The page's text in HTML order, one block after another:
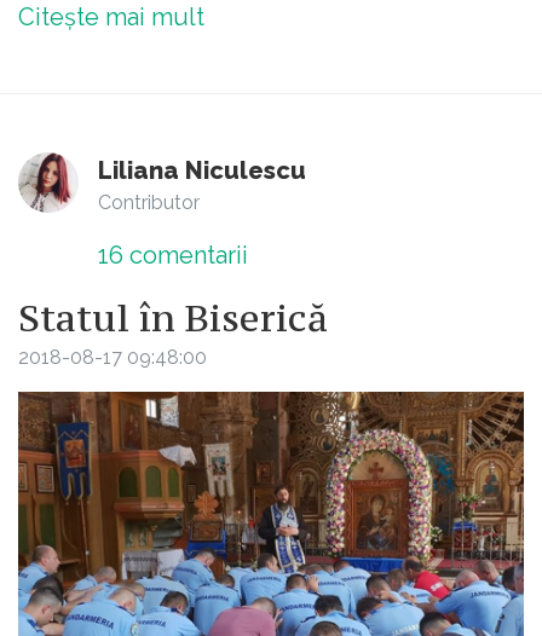
Citește mai mult
Liliana Niculescu
Contributor
16 comentarii
Statul în Biserică
2018-08-17 09:48:00